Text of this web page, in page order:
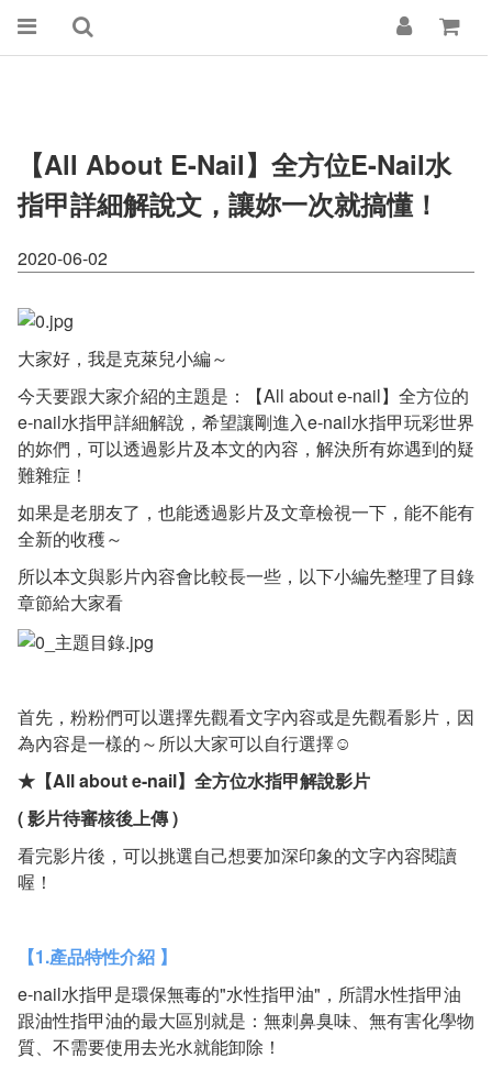
【All About E-Nail】全方位e-Nail水
指甲詳細解說文，讓妳一次就搞懂！
2020-06-02
大家好，我是克萊兒小編～
今天要跟大家介紹的主題是：【All about e-nail】全方位的
e-nail水指甲詳細解說，希望讓剛進入e-nail水指甲玩彩世界
的妳們，可以透過影片及本文的內容，解決所有妳遇到的疑
難雜症！
如果是老朋友了，也能透過影片及文章檢視一下，能不能有
全新的收穫～
所以本文與影片內容會比較長一些，以下小編先整理了目錄
章節給大家看
首先，粉粉們可以選擇先觀看文字內容或是先觀看影片，因
為內容是一樣的～所以大家可以自行選擇☺
★【All about e-nail】全方位水指甲解說影片
( 影片待審核後上傳 )
看完影片後，可以挑選自己想要加深印象的文字內容閱讀
喔！
【1.產品特性介紹 】
e-nail水指甲是環保無毒的"水性指甲油"，所謂水性指甲油
跟油性指甲油的最大區別就是：無刺鼻臭味、無有害化學物
質、不需要使用去光水就能卸除！